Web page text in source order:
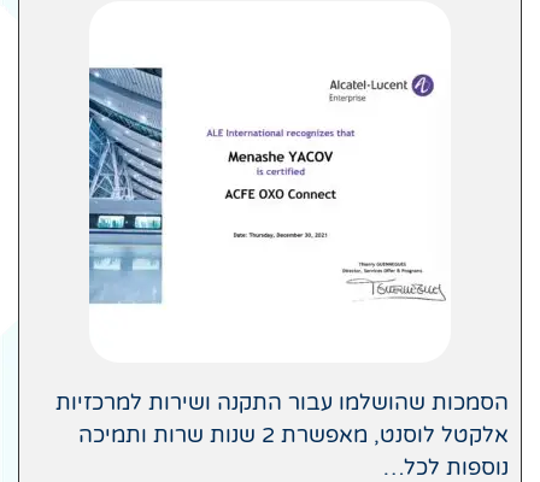
הסמכות שהושלמו עבור התקנה ושירות למרכזיות
אלקטל לוסנט, מאפשרת 2 שנות שרות ותמיכה
נוספות לכל…